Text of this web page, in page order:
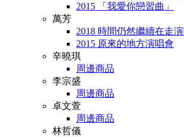
2015 「我愛你戀習曲」
萬芳
2018 時間仍然繼續在走
2015 原來的地方演唱會
辛曉琪
周邊商品
李宗盛
周邊商品
卓文萱
周邊商品
林哲儀